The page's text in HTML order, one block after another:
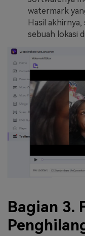
watermark
Hasil akhirnya,
sebuah lokasi
Bagian 3.